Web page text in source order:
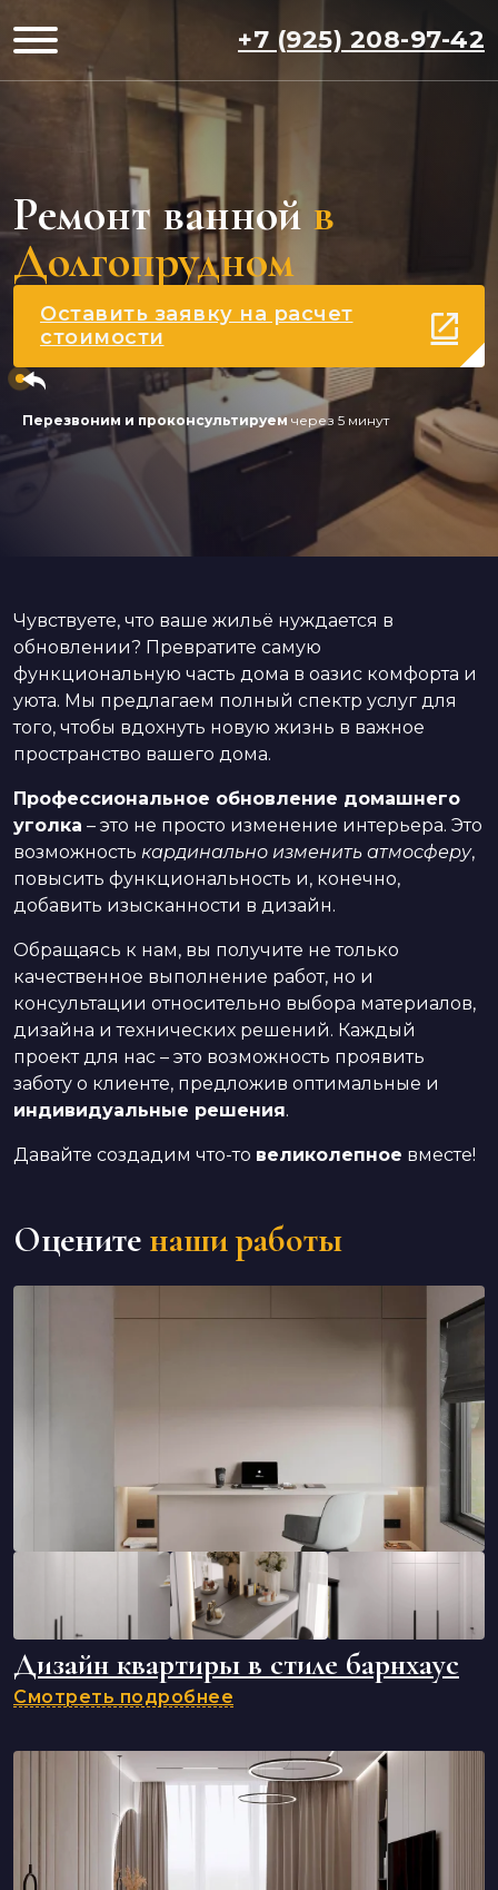
+7 (925) 208-97-42
Ремонт ванной в
Долгопрудном
Оставить заявку на расчет
стоимости
Перезвоним и проконсультируем через 5 минут
Чувствуете, что ваше жильё нуждается в
обновлении? Превратите самую
функциональную часть дома в оазис комфорта и
уюта. Мы предлагаем полный спектр услуг для
того, чтобы вдохнуть новую жизнь в важное
пространство вашего дома.
Профессиональное обновление домашнего
уголка – это не просто изменение интерьера. Это
возможность кардинально изменить атмосферу,
повысить функциональность и, конечно,
добавить изысканности в дизайн.
Обращаясь к нам, вы получите не только
качественное выполнение работ, но и
консультации относительно выбора материалов,
дизайна и технических решений. Каждый
проект для нас – это возможность проявить
заботу о клиенте, предложив оптимальные и
индивидуальные решения.
Давайте создадим что-то великолепное вместе!
Оцените наши работы
Дизайн квартиры в стиле барнхаус
Смотреть подробнее